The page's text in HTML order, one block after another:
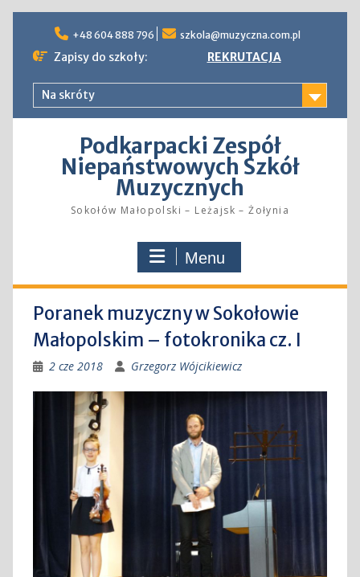
content
+48 604 888 796 szkola@muzyczna.com.pl
Zapisy do szkoły: REKRUTACJA
Na skróty
Podkarpacki Zespół
Niepaństwowych Szkół
Muzycznych
Sokołów Małopolski – Leżajsk – Żołynia
Menu
Poranek muzyczny w Sokołowie
Małopolskim – fotokronika cz. I
2 cze 2018 Grzegorz Wójcikiewicz